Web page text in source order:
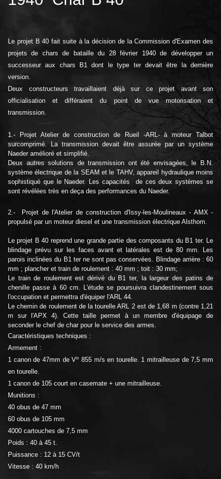
Le projet B 40 fait suite à la décision de la Commission d'Examen des
projets de chars de bataille du 28 février 1940de développer un
successeur aux chars B1 dont le type ter devait être la dernière
version.
Deux constructeurs travaillaient déjà sur ce projet avant son
officialisation et différaient du point de vue motorisation et
transmission.
1.- Projet Atelier de construction de Rueil -ARL- à moteur Talbot
surcomprimé. La transmission devait être assurée par un système
Naeder amélioré et simplifié.
Deux autres solutions de transmission ont été envisagées, le B.N.
système électrique de la SEAM et le TAHV, appareil hydraulique moins
sophistiqué que le Naeder. Les capacités de ces deux systèmes se
sont révélées très en deça des performances du Naeder.
2.- Projet de l'Atelier de construction d'Issy-les-Moulineaux - AMX -
propulsé par un moteur diesel et une transmission électrique Alsthom.
Le projet B 40 reprend une grande partie des composants du B1 ter. Le
blindage prévu sur les faces avant et latérales est de 80 mm. Les
parois inclinées du B1 ter ne sont pas conservées. Blindage arrière : 60
mm ; plancher et train de roulement : 40 mm ; toit : 30 mm;
Le train de roulement est dérivé du B1 ter, la largeur des patins de
chenille passe à 60 cm. L'étude se poursuivra clandestinement sous
l'occupation et permettra d'équiper l'ARL 44.
Le chemin de roulement de la tourelle ARL 2 est de 1,68 m (contre 1,21
m sur l'APX 4). Cette taille permet à un membre d'équipage de
seconder le chef de char pour le service des armes.
Caractéristiques techniques :
Armement :
1 canon de 47mm de Vo 855 m/s en tourelle. 1 mitrailleuse de 7,5 mm
en tourelle.
1 canon de 105 court en casemate + une mitrailleuse.
Munitions :
40 obus de 47 mm
60 obus de 105 mm
4000 cartouches de 7,5 mm
Poids : 40 à 45 t.
Puissance : 12 à 15 CV/t
Vitesse : 40 km/h